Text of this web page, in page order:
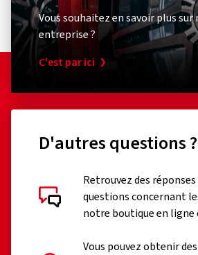
Vous souhaitez en savoir plus
entreprise ?
C'est par ici
D'autres questions ?
Retrouvez des
questions concernant
notre boutique en ligne
Vous pouvez obtenir